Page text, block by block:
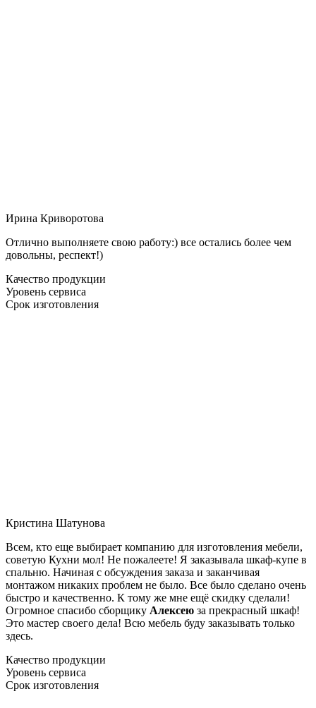
Ирина Криворотова
Отлично выполняете свою работу:) все остались более чем
довольны, респект!)
Качество продукции
Уровень сервиса
Срок изготовления
Кристина Шатунова
Всем, кто еще выбирает компанию для изготовления мебели,
советую Кухни мол! Не пожалеете! Я заказывала шкаф-купе в
спальню. Начиная с обсуждения заказа и заканчивая
монтажом никаких проблем не было. Все было сделано очень
быстро и качественно. К тому же мне ещё скидку сделали!
Огромное спасибо сборщику Алексею за прекрасный шкаф!
Это мастер своего дела! Всю мебель буду заказывать только
здесь.
Качество продукции
Уровень сервиса
Срок изготовления